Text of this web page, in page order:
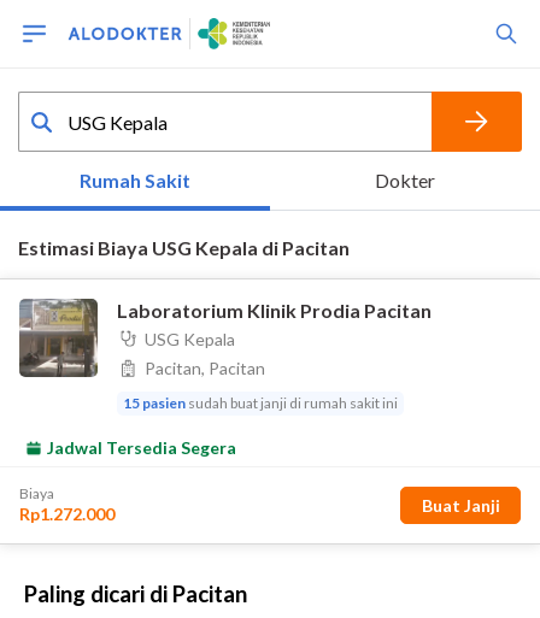
Paling dicari di Pacitan